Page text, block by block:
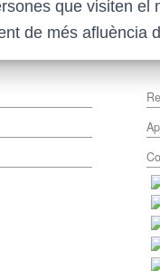
que visiten el
de més afluència